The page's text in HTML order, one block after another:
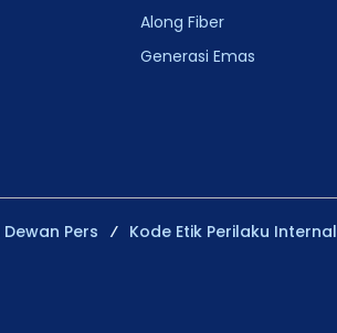
Along Fiber
Generasi Emas
Pers Kode Etik Perilaku Internal